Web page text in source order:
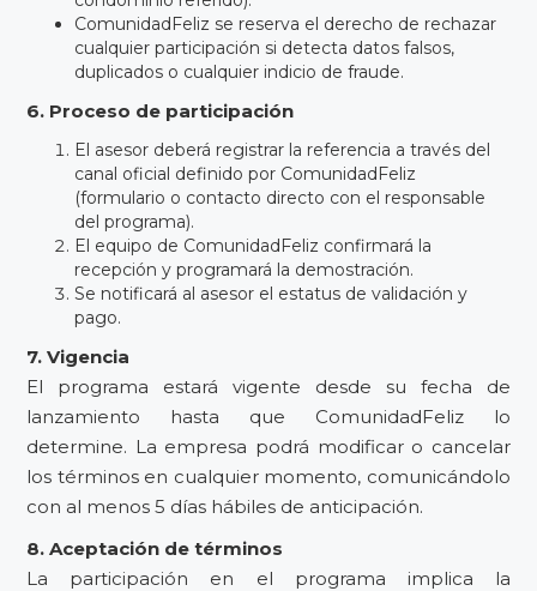
ComunidadFeliz se reserva el derecho de rechazar
cualquier participación si detecta datos falsos,
duplicados o cualquier indicio de fraude.
6. Proceso de participación
El asesor deberá registrar la referencia a través del
canal oficial definido por ComunidadFeliz
(formulario o contacto directo con el responsable
del programa).
El equipo de ComunidadFeliz confirmará la
recepción y programará la demostración.
Se notificará al asesor el estatus de validación y
pago.
7. Vigencia
El programa estará vigente desde su fecha de
lanzamiento hasta que ComunidadFeliz lo
determine. La empresa podrá modificar o cancelar
los términos en cualquier momento, comunicándolo
con al menos 5 días hábiles de anticipación.
8. Aceptación de términos
La participación en el programa implica la